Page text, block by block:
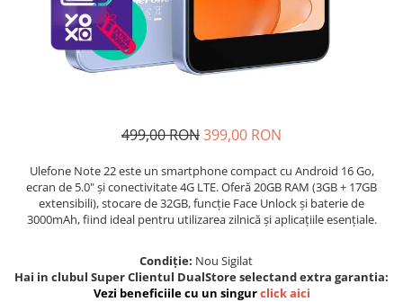
Telefoane mobile HUAWEI
Telefoane mobile iHunt
Telefoane mobile Xiaomi
Telefoane mobile ZTE Nubia
499,00 RON399,00 RON
Ulefone Note 22 este un smartphone compact cu Android 16 Go,
ecran de 5.0" și conectivitate 4G LTE. Oferă 20GB RAM (3GB + 17GB
extensibili), stocare de 32GB, funcție Face Unlock și baterie de
3000mAh, fiind ideal pentru utilizarea zilnică și aplicațiile esențiale.
Condiție: Nou Sigilat
Hai in clubul Super Clientul DualStore selectand extra garantia:
Vezi beneficiile cu un singurclick aici